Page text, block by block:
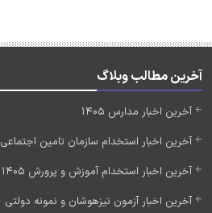
آخرین مطالب وبلاگ
آخرین اخبار مدارس 1405
آخرین اخبار استخدام سازمان تامین اجتماعی 1404 (به زودی)
آخرین اخبار استخدام آموزش و پرورش 1405 (به زودی)
آخرین اخبار آزمون تیزهوشان و نمونه دولتی